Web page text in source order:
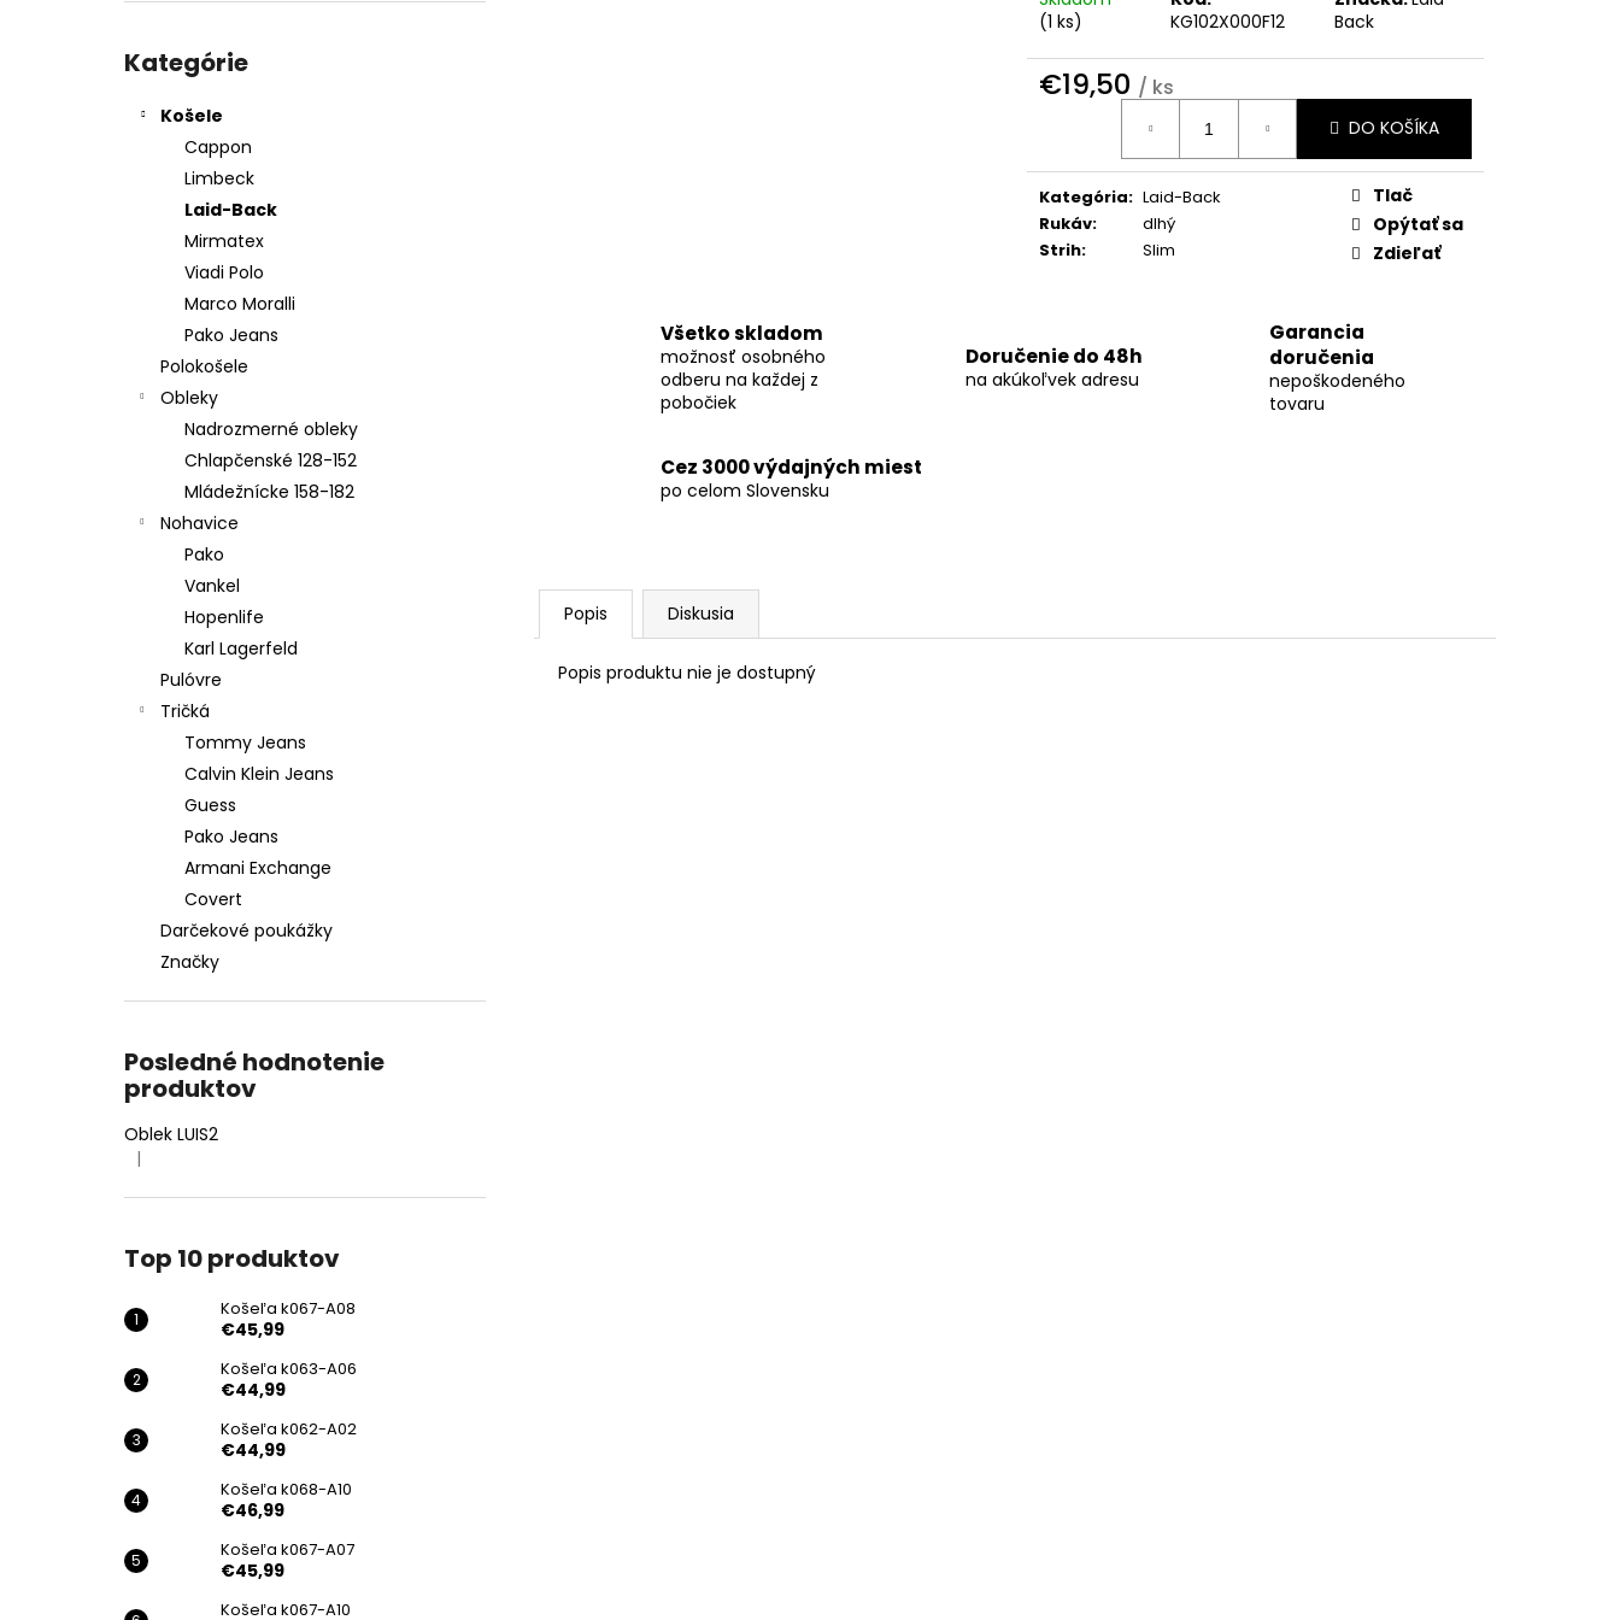
kategórie
Kategórie
Košele
Cappon
Limbeck
Laid-Back
Mirmatex
Viadi Polo
Marco Moralli
Pako Jeans
Polokošele
Obleky
Nadrozmerné obleky
Chlapčenské 128-152
Mládežnícke 158-182
Nohavice
Pako
Vankel
Hopenlife
Karl Lagerfeld
Pulóvre
Tričká
Tommy Jeans
Calvin Klein Jeans
Guess
Pako Jeans
Armani Exchange
Covert
Darčekové poukážky
Značky
Posledné hodnotenie
produktov
Oblek LUIS2
Hodnotenie produktu je 4 z 5 hviezdičiek.
|
Top 10 produktov
Košeľa k067-A08
€45,99
Košeľa k063-A06
€44,99
Košeľa k062-A02
€44,99
Košeľa k068-A10
€46,99
Košeľa k067-A07
€45,99
Košeľa k067-A10
(1 ks)
KG102X000F12
Back
€19,50 / ks
Jednotková
DO KOŠÍKA
Kategória: Laid-Back
Rukáv:
dlhý
Strih: Slim
Tlač
Opýtať sa
Zdieľať
Všetko skladom
možnosť osobného
odberu na každej z
pobočiek
Doručenie do 48h
na akúkoľvek adresu
Garancia
doručenia
nepoškodeného
tovaru
Cez 3000 výdajných miest
po celom Slovensku
Popis Diskusia
Popis produktu nie je dostupný
KOŠEĽA K067-A08
KOŠEĽA K062-A02